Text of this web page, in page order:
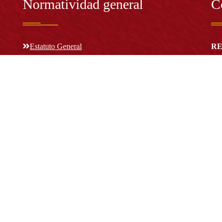
Normatividad general
Estatuto General